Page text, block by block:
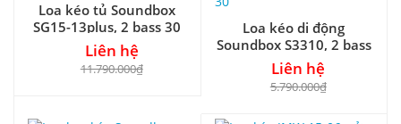
Loa kéo tủ Soundbox
SG15-13plus, 2 bass 30
Liên hệ
11.790.000₫
Loa kéo di động
Soundbox S3310, 2 bass
30
Liên hệ
5.790.000₫